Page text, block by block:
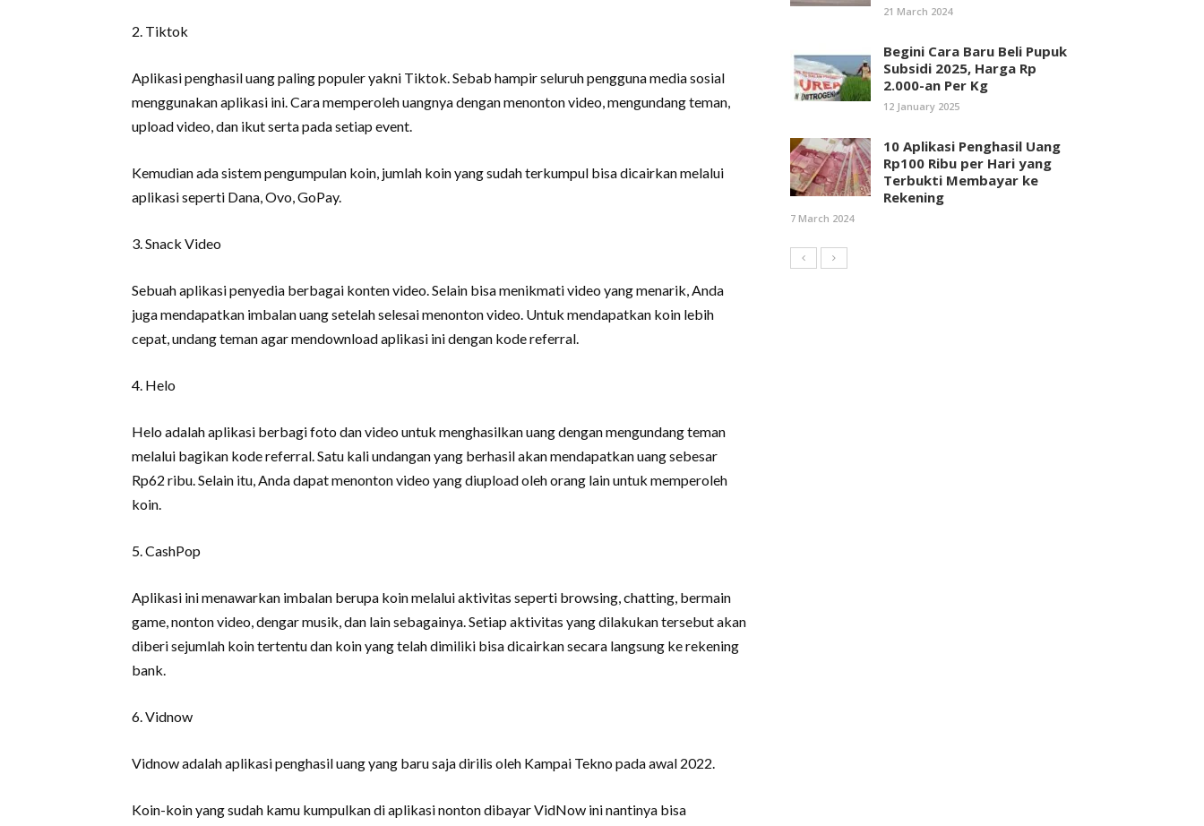
2. Tiktok
Aplikasi penghasil uang paling populer yakni Tiktok. Sebab hampir seluruh pengguna media sosial
menggunakan aplikasi ini. Cara memperoleh uangnya dengan menonton video, mengundang teman,
upload video, dan ikut serta pada setiap event.
Kemudian ada sistem pengumpulan koin, jumlah koin yang sudah terkumpul bisa dicairkan melalui
aplikasi seperti Dana, Ovo, GoPay.
3. Snack Video
Sebuah aplikasi penyedia berbagai konten video. Selain bisa menikmati video yang menarik, Anda
juga mendapatkan imbalan uang setelah selesai menonton video. Untuk mendapatkan koin lebih
cepat, undang teman agar mendownload aplikasi ini dengan kode referral.
4. Helo
Helo adalah aplikasi berbagi foto dan video untuk menghasilkan uang dengan mengundang teman
melalui bagikan kode referral. Satu kali undangan yang berhasil akan mendapatkan uang sebesar
Rp62 ribu. Selain itu, Anda dapat menonton video yang diupload oleh orang lain untuk memperoleh
koin.
5. CashPop
Aplikasi ini menawarkan imbalan berupa koin melalui aktivitas seperti browsing, chatting, bermain
game, nonton video, dengar musik, dan lain sebagainya. Setiap aktivitas yang dilakukan tersebut akan
diberi sejumlah koin tertentu dan koin yang telah dimiliki bisa dicairkan secara langsung ke rekening
bank.
6. Vidnow
Vidnow adalah aplikasi penghasil uang yang baru saja dirilis oleh Kampai Tekno pada awal 2022.
Koin-koin yang sudah kamu kumpulkan di aplikasi nonton dibayar VidNow ini nantinya bisa
21 March 2024
Begini Cara Baru Beli Pupuk
Subsidi 2025, Harga Rp
2.000-an Per Kg
12 January 2025
10 Aplikasi Penghasil Uang
Rp100 Ribu per Hari yang
Terbukti Membayar ke
Rekening
7 March 2024